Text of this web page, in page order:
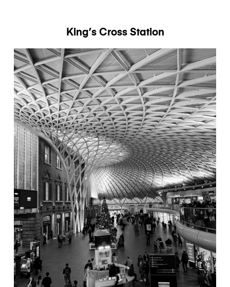
King’s Cross Station